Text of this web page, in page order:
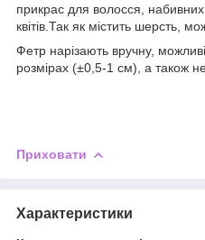
прикрас для волосся, набивних
квітів.Так як містить шерсть,
Фетр нарізають вручну,
розмірах (±0,5-1 см), а також
Приховати
Характеристики